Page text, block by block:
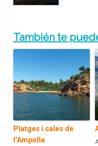
También te
Platges i cales de
l’Ampolla